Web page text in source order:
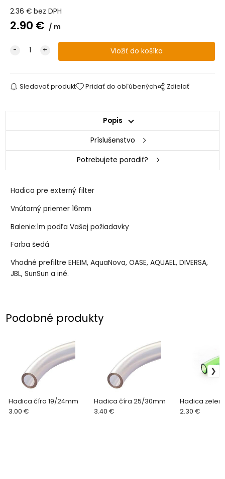
2.36 € bez DPH
2.90 € m
Sledovať produkt Pridať do obľúbených Zdielať
Popis
Príslušenstvo
Potrebujete poradiť?
Hadica pre externý filter
Vnútorný priemer 16mm
Balenie:1m podľa Vašej požiadavky
Farba šedá
Vhodné prefiltre EHEIM, AquaNova, OASE, AQUAEL, DIVERSA,
JBL, SunSun a iné.
Podobné produkty
Hadica číra 19/24mm
3.00 €
Hadica číra 25/30mm
3.40 €
Hadica
2.30 €